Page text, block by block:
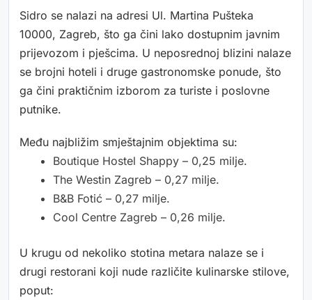
Sidro se nalazi na adresi Ul. Martina Pušteka
10000, Zagreb, što ga čini lako dostupnim javnim
prijevozom i pješcima. U neposrednoj blizini nalaze
se brojni hoteli i druge gastronomske ponude, što
ga čini praktičnim izborom za turiste i poslovne
putnike.
Među najbližim smještajnim objektima su:
Boutique Hostel Shappy – 0,25 milje.
The Westin Zagreb – 0,27 milje.
B&B Fotić – 0,27 milje.
Cool Centre Zagreb – 0,26 milje.
U krugu od nekoliko stotina metara nalaze se i
drugi restorani koji nude različite kulinarske stilove,
poput: